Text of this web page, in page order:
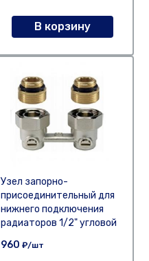
В корзину
Узел запорно-
присоединительный для
нижнего подключения
радиаторов 1/2" угловой
960 ₽/шт